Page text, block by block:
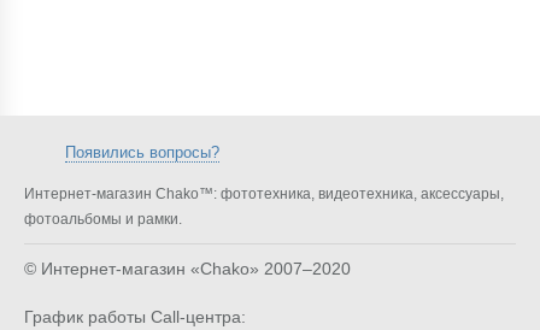
Появились вопросы?
Интернет-магазин Chako™: фототехника, видеотехника, аксессуары,
фотоальбомы и рамки.
© Интернет-магазин «Chako» 2007–2020
График работы Call-центра: